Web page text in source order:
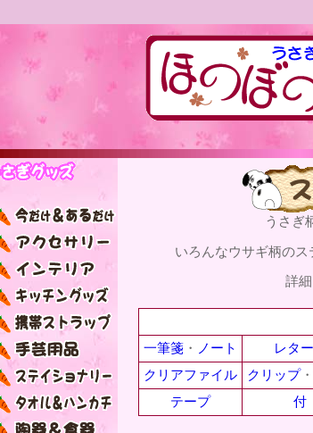
うさぎ
いろんなウサギ柄の
詳
一筆箋・ ノート レタ
クリアファイル
クリップ・
テープ